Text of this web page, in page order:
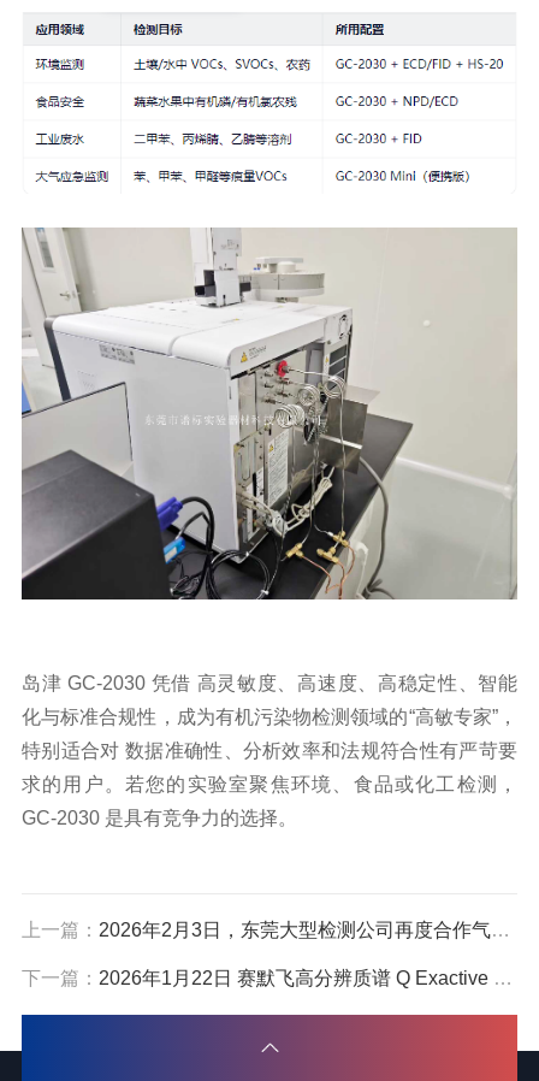
岛津 GC-2030 凭借 高灵敏度、高速度、高稳定性、智能
化与标准合规性，成为有机污染物检测领域的“高敏专家”，
特别适合对 数据准确性、分析效率和法规符合性有严苛要
求的用户。若您的实验室聚焦环境、食品或化工检测，
GC-2030 是具有竞争力的选择。
上一篇： 2026年2月3日，东莞大型检测公司再度合作气相色谱-质谱联用仪经典组合
下一篇： 2026年1月22日 赛默飞高分辨质谱 Q Exactive + Vanquish在广州专为医药杂质检测量身打造